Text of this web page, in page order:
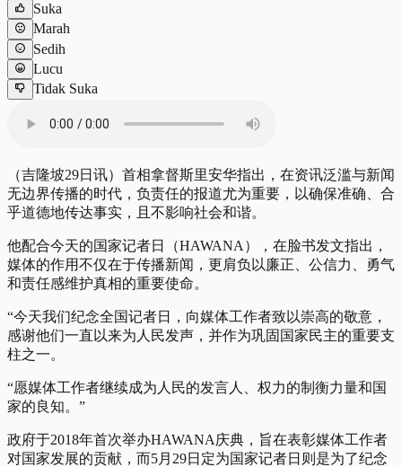
Suka
Marah
Sedih
Lucu
Tidak Suka
（吉隆坡29日讯）首相拿督斯里安华指出，在资讯泛滥与新闻
无边界传播的时代，负责任的报道尤为重要，以确保准确、合
乎道德地传达事实，且不影响社会和谐。
他配合今天的国家记者日（HAWANA），在脸书发文指出，
媒体的作用不仅在于传播新闻，更肩负以廉正、公信力、勇气
和责任感维护真相的重要使命。
“今天我们纪念全国记者日，向媒体工作者致以崇高的敬意，
感谢他们一直以来为人民发声，并作为巩固国家民主的重要支
柱之一。
“愿媒体工作者继续成为​​人民的发言人、权力的制衡力量和国
家的良知。”
政府于2018年首次举办HAWANA庆典，旨在表彰媒体工作者
对国家发展的贡献，而5月29日定为国家记者日则是为了纪念